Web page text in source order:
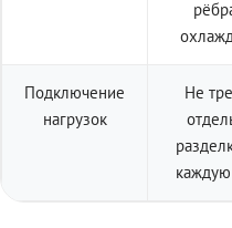
Подключение
нагрузок
Не
каждую